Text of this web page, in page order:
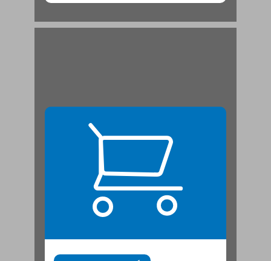
1. מבט היסטורי: הולדת האמנות הפמיניסטית ... 21